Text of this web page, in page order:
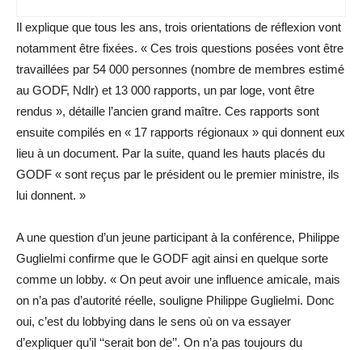
Il explique que tous les ans, trois orientations de réflexion vont
notamment être fixées. « Ces trois questions posées vont être
travaillées par 54 000 personnes (nombre de membres estimé
au GODF, Ndlr) et 13 000 rapports, un par loge, vont être
rendus », détaille l’ancien grand maître. Ces rapports sont
ensuite compilés en « 17 rapports régionaux » qui donnent eux
lieu à un document. Par la suite, quand les hauts placés du
GODF « sont reçus par le président ou le premier ministre, ils
lui donnent. »
A une question d’un jeune participant à la conférence, Philippe
Guglielmi confirme que le GODF agit ainsi en quelque sorte
comme un lobby. « On peut avoir une influence amicale, mais
on n’a pas d’autorité réelle, souligne Philippe Guglielmi. Donc
oui, c’est du lobbying dans le sens où on va essayer
d’expliquer qu’il ‘‘serait bon de’’. On n’a pas toujours du